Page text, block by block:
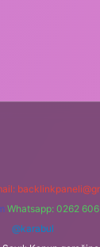
Whatsapp: 0262
@karabul